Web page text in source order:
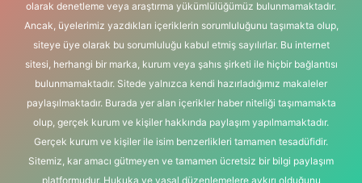
olarak denetleme veya araştırma yükümlülüğümüz bulunmamaktadır.
Ancak, üyelerimiz yazdıkları içeriklerin sorumluluğunu taşımakta olup,
siteye üye olarak bu sorumluluğu kabul etmiş sayılırlar. Bu internet
sitesi, herhangi bir marka, kurum veya şahıs şirketi ile hiçbir bağlantısı
bulunmamaktadır. Sitede yalnızca kendi hazırladığımız makaleler
paylaşılmaktadır. Burada yer alan içerikler haber niteliği taşımamakta
olup, gerçek kurum ve kişiler hakkında paylaşım yapılmamaktadır.
Gerçek kurum ve kişiler ile isim benzerlikleri tamamen tesadüfidir.
Sitemiz, kar amacı gütmeyen ve tamamen ücretsiz bir bilgi paylaşım
platformudur. Hukuka ve yasal düzenlemelere aykırı olduğunu